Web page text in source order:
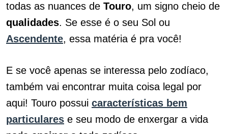
todas as nuances de Touro, um signo cheio de
qualidades. Se esse é o seu Sol ou
Ascendente, essa matéria é pra você!
E se você apenas se interessa pelo zodíaco,
também vai encontrar muita coisa legal por
aqui! Touro possui características bem
particulares e seu modo de enxergar a vida